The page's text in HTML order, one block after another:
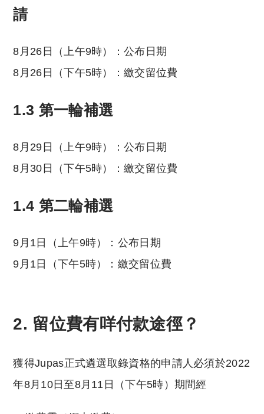
請
8月26日（上午9時）：公布日期
8月26日（下午5時）：繳交留位費
1.3 第一輪補選
8月29日（上午9時）：公布日期
8月30日（下午5時）：繳交留位費
1.4 第二輪補選
9月1日（上午9時）：公布日期
9月1日（下午5時）：繳交留位費
2. 留位費有咩付款途徑？
獲得Jupas正式遴選取錄資格的申請人必須於2022
年8月10日至8月11日（下午5時）期間經